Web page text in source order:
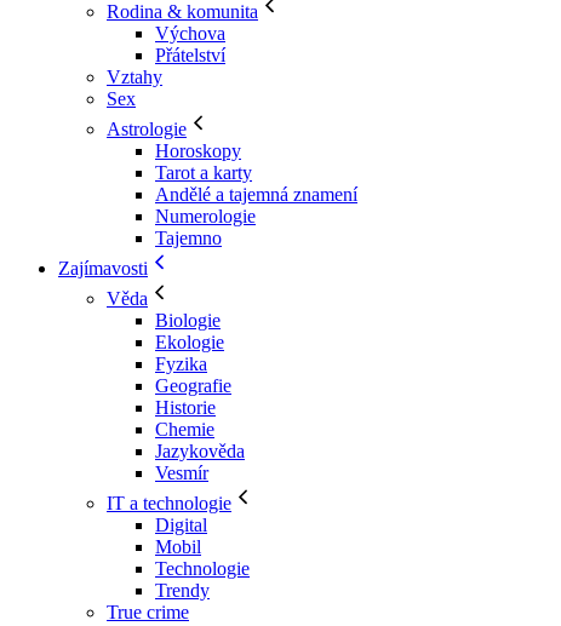
Rodina & komunita
Výchova
Přátelství
Vztahy
Sex
Astrologie
Horoskopy
Tarot a karty
Andělé a tajemná znamení
Numerologie
Tajemno
Zajímavosti
Věda
Biologie
Ekologie
Fyzika
Geografie
Historie
Chemie
Jazykověda
Vesmír
IT a technologie
Digital
Mobil
Technologie
Trendy
True crime